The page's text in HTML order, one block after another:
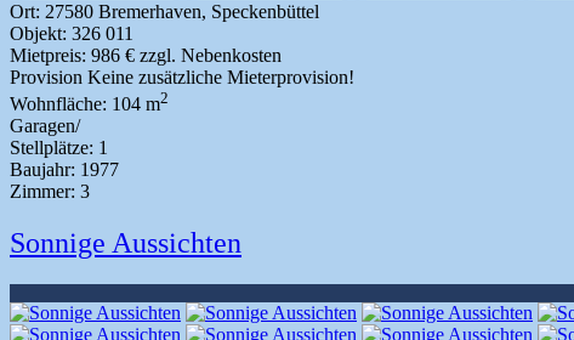
Ort: 27580 Bremerhaven, Speckenbüttel
Objekt: 326 011
Mietpreis: 986 € zzgl. Nebenkosten
Provision Keine zusätzliche Mieterprovision!
Wohnfläche: 104 m2
Garagen/
Stellplätze: 1
Baujahr: 1977
Zimmer: 3
Sonnige Aussichten